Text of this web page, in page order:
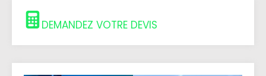
DEMANDEZ VOTRE DEVIS